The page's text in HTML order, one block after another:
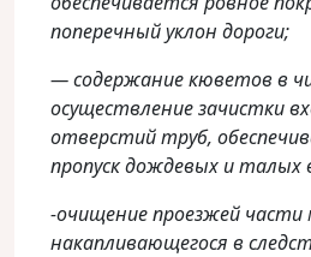
поперечный уклон дороги;
— содержание кюветов в
осуществление зачистки
отверстий труб,
пропуск дождевых и талых
-очищение проезжей
накапливающегося в